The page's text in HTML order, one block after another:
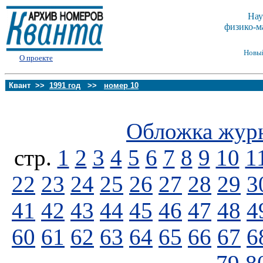
О проекте
физико-
Квант >> 1991 год >> номер 10
Обложка
стp. 1 2 3 4 5 6 7 8 9 10
22 23 24 25 26 27 28 29
41 42 43 44 45 46 47 48
60 61 62 63 64 65 66 67